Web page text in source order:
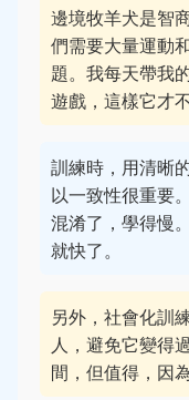
邊境牧羊犬是智
們需要大量運動
題。我每天帶我
遊戲，這樣它才
訓練時，用清晰
以一致性很重要
混淆了，學得慢
就快了。
另外，社會化訓
人，避免它變得
間，但值得，因